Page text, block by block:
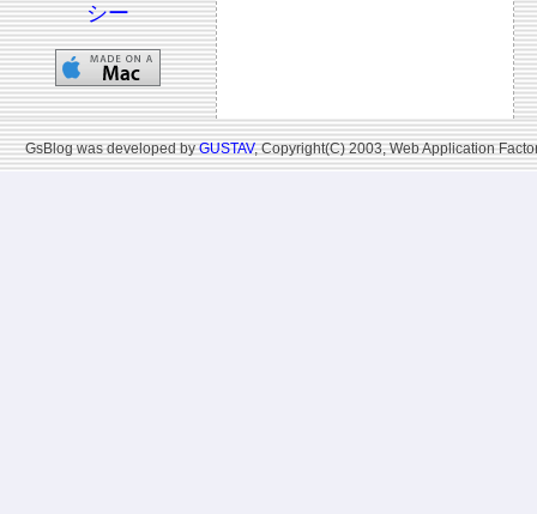
シー
GsBlog was developed byGUSTAV, Copyright(C) 2003, Web Application